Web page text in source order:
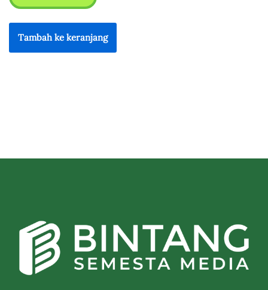
Tambah ke keranjang